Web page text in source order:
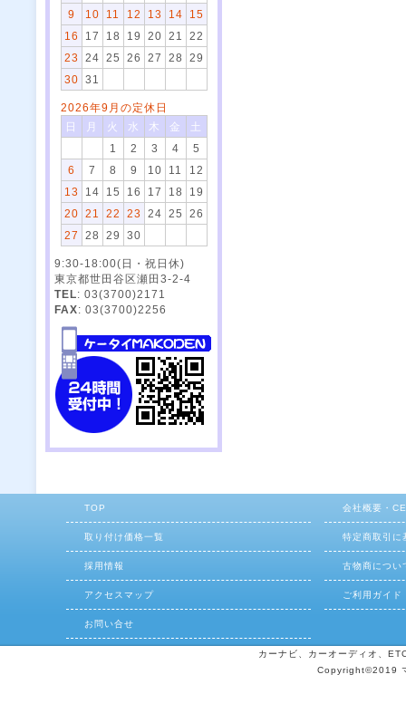
9
10 11 12 13 14
15
16
17 18 19 20 21
22
23
24 25 26 27 28
29
30
31
2026年9月の定休日
日
月 火 水 木 金
土
1
2 3 4
5
6
7 8 9 10 11
12
13
14 15 16 17 18
19
20
21 22 23 24 25
26
27
28 29 30
9:30-18:00(日・祝日休)
東京都世田谷区瀬田3-2-4
TEL: 03(3700)2171
FAX: 03(3700)2256
TOP 会社概要・
取り付け価格一覧 特定商取引に
採用情報 古物商につい
アクセスマップ ご利用ガイド
お問い合せ
カーナビ、カーオーディオ、
Copyright©2019